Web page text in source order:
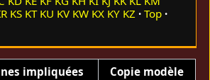
KS KT KU KV KW KX KY KZ
Top
impliquées Copie modèle